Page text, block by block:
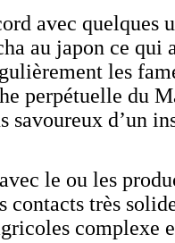
avec quelques
au japon ce qui
les
perpétuelle du
savoureux d’un
le ou les
contacts très
complexe